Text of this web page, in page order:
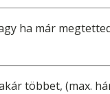
ha már
többet, (max.